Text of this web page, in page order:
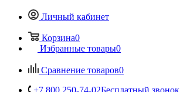
Личный кабинет
Корзина0
Избранные товары0
Сравнение товаров0
+7 800 250-74-02Бесплатный звонок